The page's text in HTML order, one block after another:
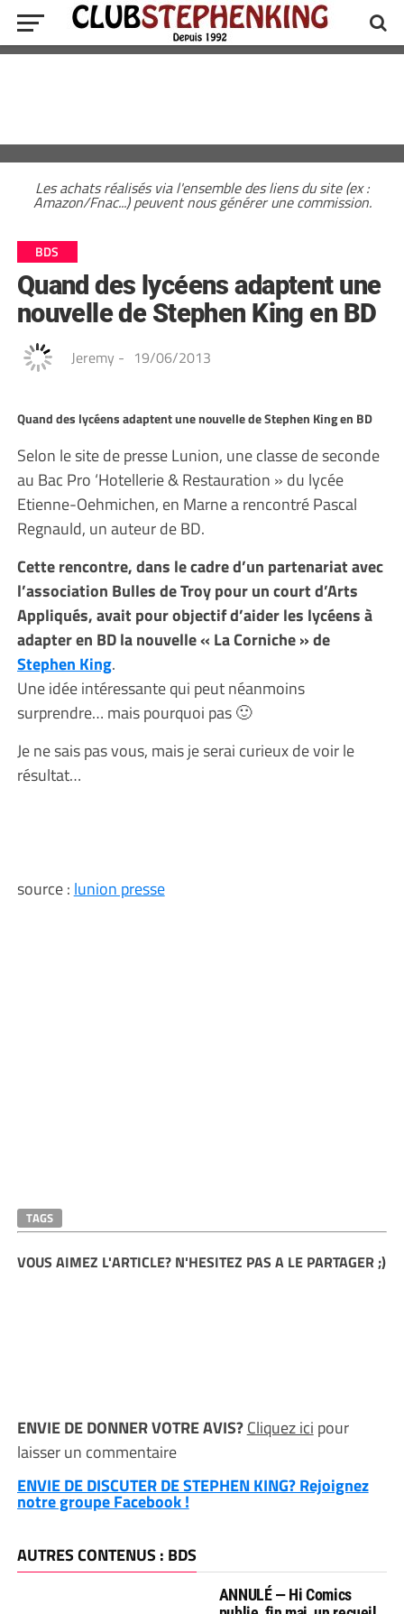
Les achats réalisés via l'ensemble des liens du site (ex :
Amazon/Fnac...) peuvent nous générer une commission.
BDS
Quand des lycéens adaptent une
nouvelle de Stephen King en BD
Jeremy - 19/06/2013
Quand des lycéens adaptent une nouvelle de Stephen King en BD
Selon le site de presse Lunion, une classe de seconde
au Bac Pro ‘Hotellerie & Restauration » du lycée
Etienne-Oehmichen, en Marne a rencontré Pascal
Regnauld, un auteur de BD.
Cette rencontre, dans le cadre d’un partenariat avec
l’association Bulles de Troy pour un court d’Arts
Appliqués, avait pour objectif d’aider les lycéens à
adapter en BD la nouvelle « La Corniche » de
Stephen King.
Une idée intéressante qui peut néanmoins
surprendre… mais pourquoi pas 🙂
Je ne sais pas vous, mais je serai curieux de voir le
résultat…
source : lunion presse
TAGS
VOUS AIMEZ L'ARTICLE? N'HESITEZ PAS A LE PARTAGER ;)
ENVIE DE DONNER VOTRE AVIS?Cliquez ici pour
laisser un commentaire
ENVIE DE DISCUTER DE STEPHEN KING? Rejoignez
notre groupe Facebook !
AUTRES CONTENUS : BDS
ANNULÉ — Hi Comics